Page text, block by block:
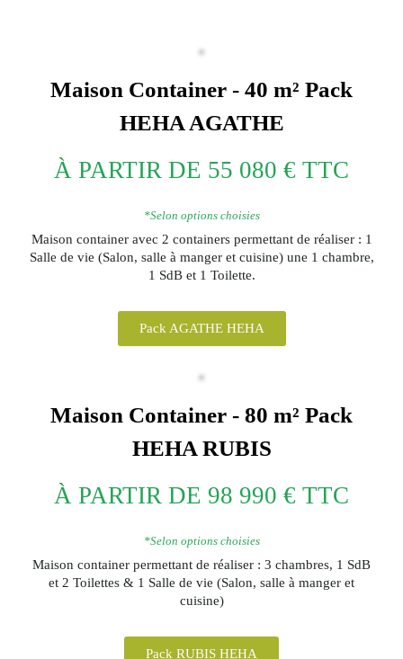
Maison Container - 40 m² Pack
HEHA AGATHE
À PARTIR DE 55 080 € TTC
*Selon options choisies
Maison container avec 2 containers permettant de réaliser : 1
Salle de vie (Salon, salle à manger et cuisine) une 1 chambre,
1 SdB et 1 Toilette.
Pack AGATHE HEHA
Maison Container - 80 m² Pack
HEHA RUBIS
À PARTIR DE 98 990 € TTC
*Selon options choisies
Maison container permettant de réaliser : 3 chambres, 1 SdB
et 2 Toilettes & 1 Salle de vie (Salon, salle à manger et
cuisine)
Pack RUBIS HEHA